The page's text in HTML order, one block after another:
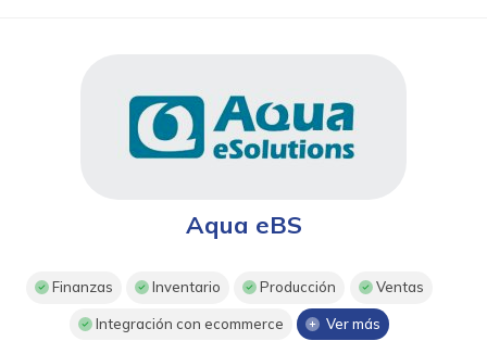
Aqua eBS
Finanzas Inventario Producción Ventas
Integración con ecommerce Ver más